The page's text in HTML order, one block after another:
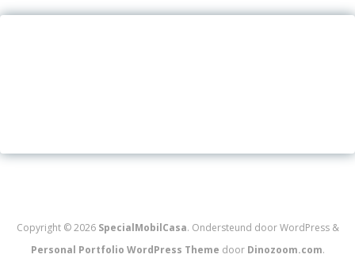
Copyright © 2026 SpecialMobilCasa. Ondersteund door WordPress &
Personal Portfolio WordPress Theme door Dinozoom.com.